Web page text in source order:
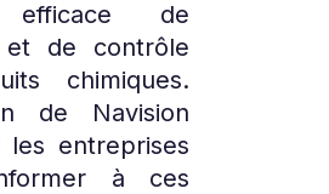
efficace de
et de contrôle
chimiques.
de Navision
les entreprises
à ces